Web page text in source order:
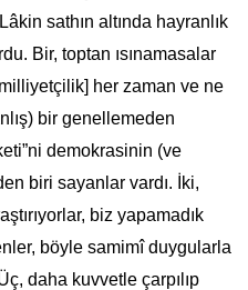
sathın altında hayranlık
Bir, toptan ısınamasalar
her zaman ve ne
bir genellemeden
demokrasinin (ve
biri sayanlar vardı. İki,
biz yapamadık
böyle samimî duygularla
daha kuvvetle çarpılıp